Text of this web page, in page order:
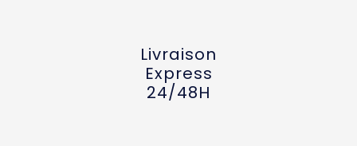
Livraison
Express
24/48H